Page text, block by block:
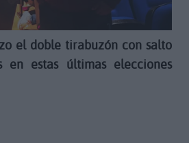
el doble tirabuzón con salto
estas últimas elecciones